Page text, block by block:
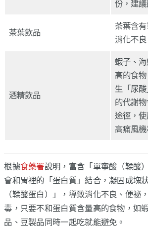
份，建議
茶葉飲品
茶葉含
消化不良
酒精飲品
蝦子、
高的食
生「尿
的代謝
途徑，
高痛風機
根據食藥署說明，富含「單寧酸（鞣酸
會和胃裡的「蛋白質」結合，凝固成塊
（鞣酸蛋白）」，導致消化不良、便祕
毒，只要不和蛋白質含量高的食物，如
品、豆製品同時一起吃就能避免。